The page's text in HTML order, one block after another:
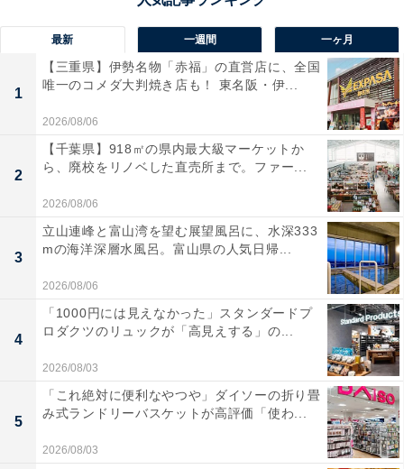
最新 一週間 一ヶ月
1
【三重県】伊勢名物「赤福」の直営店に、全国
唯一のコメダ大判焼き店も！ 東名阪・伊...
2026/08/06
2
【千葉県】918㎡の県内最大級マーケットか
ら、廃校をリノベした直売所まで。ファー...
2026/08/06
3
立山連峰と富山湾を望む展望風呂に、水深333
mの海洋深層水風呂。富山県の人気日帰...
2026/08/06
4
「1000円には見えなかった」スタンダードプ
ロダクツのリュックが「高見えする」の...
2026/08/03
5
「これ絶対に便利なやつや」ダイソーの折り畳
み式ランドリーバスケットが高評価「使わ...
2026/08/03